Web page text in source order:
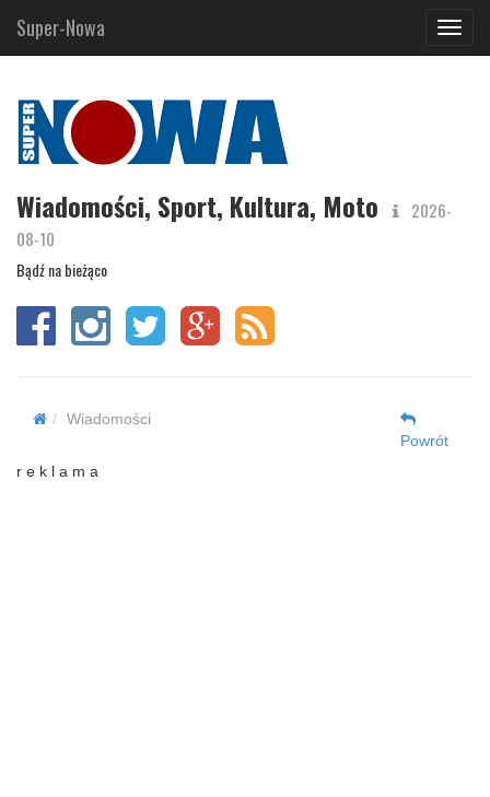
Super-Nowa
Wiadomości, Sport, Kultura, Moto
2026-
08-10
Bądź na bieżąco
Wiadomości
Powrót
r e k l a m a